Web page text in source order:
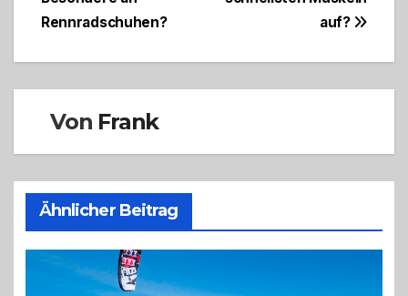
auf?
Rennradschuhen?
Von Frank
Ähnlicher Beitrag